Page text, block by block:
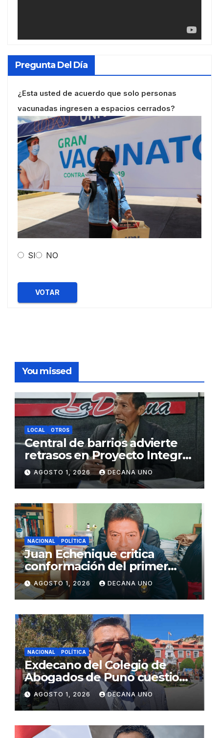
Pregunta Del Día
¿Esta usted de acuerdo que solo personas
vacunadas ingresen a espacios cerrados?
SI NO
VOTAR
You missed
LOCAL OTROS
Central de barrios advierte
retrasos en Proyecto Integral
de Agua y Alcantarillado para
Juliaca
AGOSTO 1, 2026 DECANA UNO
NACIONAL POLÍTICA
Juan Echenique critica
conformación del primer
gabinete ministerial de Keiko
Fujimori
AGOSTO 1, 2026 DECANA UNO
NACIONAL POLÍTICA
Exdecano del Colegio de
Abogados de Puno cuestiona
propuestas sobre seguridad
ciudadana
AGOSTO 1, 2026 DECANA UNO